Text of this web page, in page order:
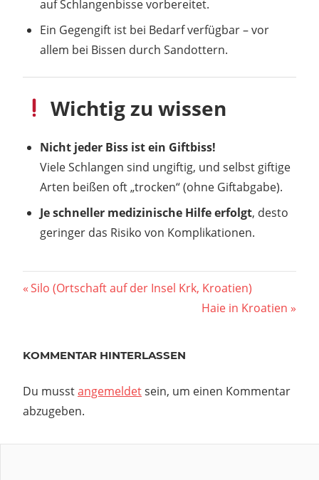
auf Schlangenbisse vorbereitet.
Ein Gegengift ist bei Bedarf verfügbar – vor
allem bei Bissen durch Sandottern.
Wichtig zu wissen
Nicht jeder Biss ist ein Giftbiss!
Viele Schlangen sind ungiftig, und selbst giftige
Arten beißen oft „trocken“ (ohne Giftabgabe).
Je schneller medizinische Hilfe erfolgt, desto
geringer das Risiko von Komplikationen.
Beitragsnavigation
Vorheriger
Silo (Ortschaft auf der Insel Krk, Kroatien)
Nächster
Haie in Kroatien
KOMMENTAR HINTERLASSEN
Du musstangemeldetsein, um einen Kommentar
abzugeben.